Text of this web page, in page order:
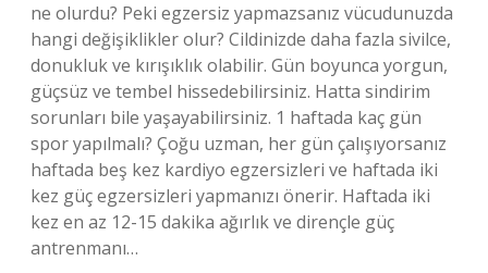
ne olurdu? Peki egzersiz yapmazsanız vücudunuzda
hangi değişiklikler olur? Cildinizde daha fazla sivilce,
donukluk ve kırışıklık olabilir. Gün boyunca yorgun,
güçsüz ve tembel hissedebilirsiniz. Hatta sindirim
sorunları bile yaşayabilirsiniz. 1 haftada kaç gün
spor yapılmalı? Çoğu uzman, her gün çalışıyorsanız
haftada beş kez kardiyo egzersizleri ve haftada iki
kez güç egzersizleri yapmanızı önerir. Haftada iki
kez en az 12-15 dakika ağırlık ve dirençle güç
antrenmanı…